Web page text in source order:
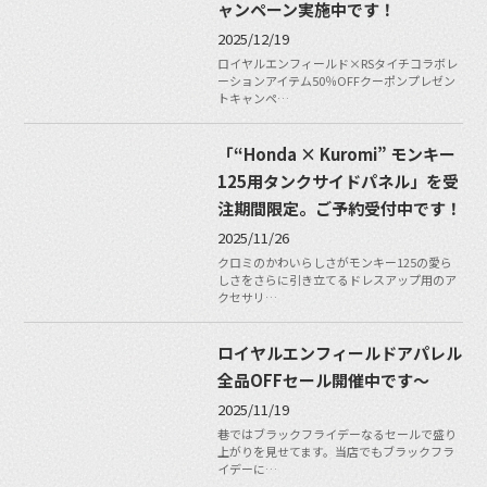
ャンペーン実施中です！
2025/12/19
ロイヤルエンフィールド×RSタイチコラボレ
ーションアイテム50％OFFクーポンプレゼン
トキャンペ…
「“Honda × Kuromi” モンキー
125用タンクサイドパネル」を受
注期間限定。ご予約受付中です！
2025/11/26
クロミのかわいらしさがモンキー125の愛ら
しさをさらに引き立てるドレスアップ用のア
クセサリ…
ロイヤルエンフィールドアパレル
全品OFFセール開催中です〜
2025/11/19
巷ではブラックフライデーなるセールで盛り
上がりを見せてます。当店でもブラックフラ
イデーに…